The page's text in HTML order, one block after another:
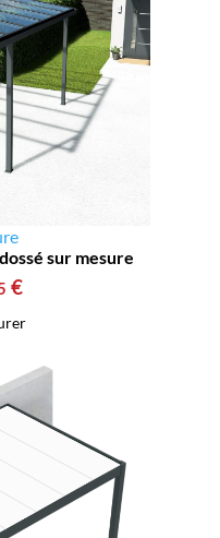
sur mesure
€